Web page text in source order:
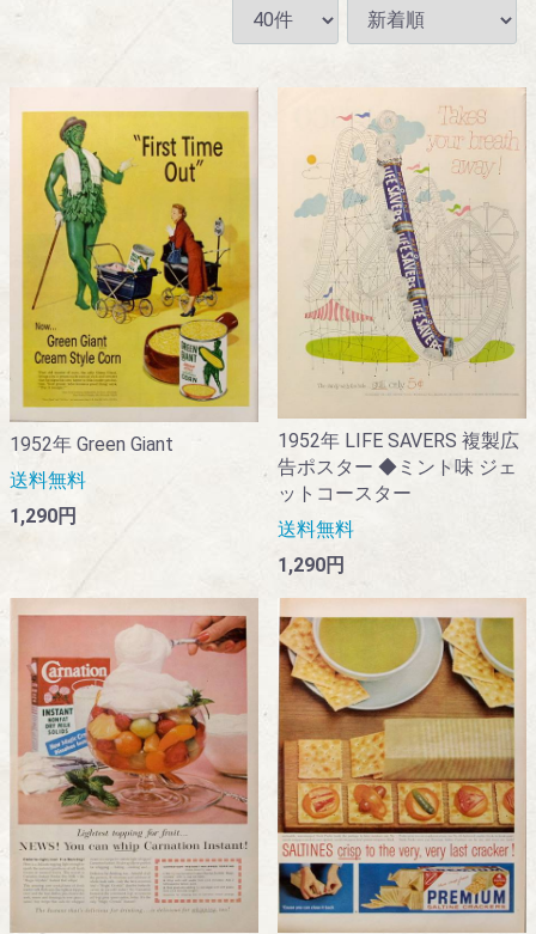
1952年 Green Giant
送料無料
1,290円
1952年 LIFE SAVERS 複製広
告ポスター ◆ミント味 ジェ
ットコースター
送料無料
1,290円